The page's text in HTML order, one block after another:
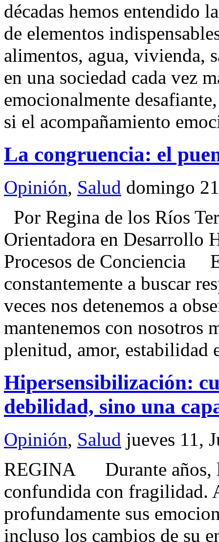
décadas hemos entendido
de elementos
alimentos, agua, vivienda,
en una sociedad cada vez
emocionalmente
si el acompañamiento
La congruencia: el
Opinión, Salud domingo
Por Regina de los Ríos
Orientadora en Desarrollo
Procesos de Conciencia
constantemente a buscar
veces nos detenemos a
mantenemos con nosotros
plenitud, amor,
Hipersensibilización:
debilidad, sino una
Opinión, Salud jueves 11,
REGINA Durante años,
confundida con fragilidad.
profundamente sus
incluso los cambios de su